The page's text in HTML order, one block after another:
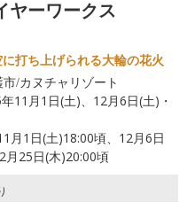
ヤーワークス
打ち上げられる大輪の花火
/カヌチャリゾート
11月1日(土)、12月6日(土)・
月1日(土)18:00頃、12月6日
月25日(木)20:00頃